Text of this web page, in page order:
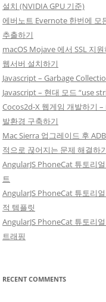
설치 (NVIDIA GPU 기준)
에버노트 Evernote 한번에 모
추출하기
macOS Mojave 에서 SSL 지
웹서버 설치하기
Javascript – Garbage
Javascript – 현대 모드 “use
Cocos2d-X 웹게임 개발하기 –
발환경 구축하기
Mac Sierra 업그레이드 후
적으로 끊어지는 문제 해결하
AngularJS PhoneCat 튜토리
트
AngularJS PhoneCat 튜토리
적 템플릿
AngularJS PhoneCat 튜토리
트래핑
RECENT COMMENTS